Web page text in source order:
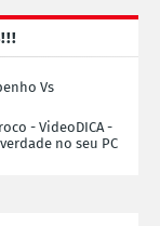
Vs
- VideoDICA -
no seu PC